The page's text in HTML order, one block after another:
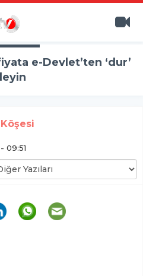
e-Devlet’ten ‘dur’
09:51